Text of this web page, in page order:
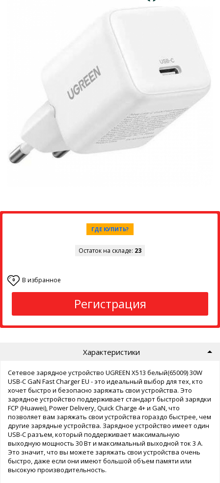
ГДЕ КУПИТЬ?
Остаток на складе: 23
0 В избранное
Регистрация
Характеристики
Сетевое зарядное устройство UGREEN X513 белый(65009) 30W
USB-C GaN Fast Charger EU - это идеальный выбор для тех, кто
хочет быстро и безопасно заряжать свои устройства. Это
зарядное устройство поддерживает стандарт быстрой зарядки
FCP (Huawei), Power Delivery, Quick Charge 4+ и GaN, что
позволяет вам заряжать свои устройства гораздо быстрее, чем
другие зарядные устройства. Зарядное устройство имеет один
USB-C разъем, который поддерживает максимальную
выходную мощность 30 Вт и максимальный выходной ток 3 А.
Это значит, что вы можете заряжать свои устройства очень
быстро, даже если они имеют большой объем памяти или
высокую производительность.